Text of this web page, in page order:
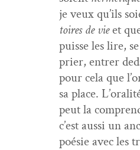
je veux qu’ils
toires de vieet
puisse les lire,
prier, entr­er
pour cela que
sa place.
peut la
c’est aus­si un
poésie avec les